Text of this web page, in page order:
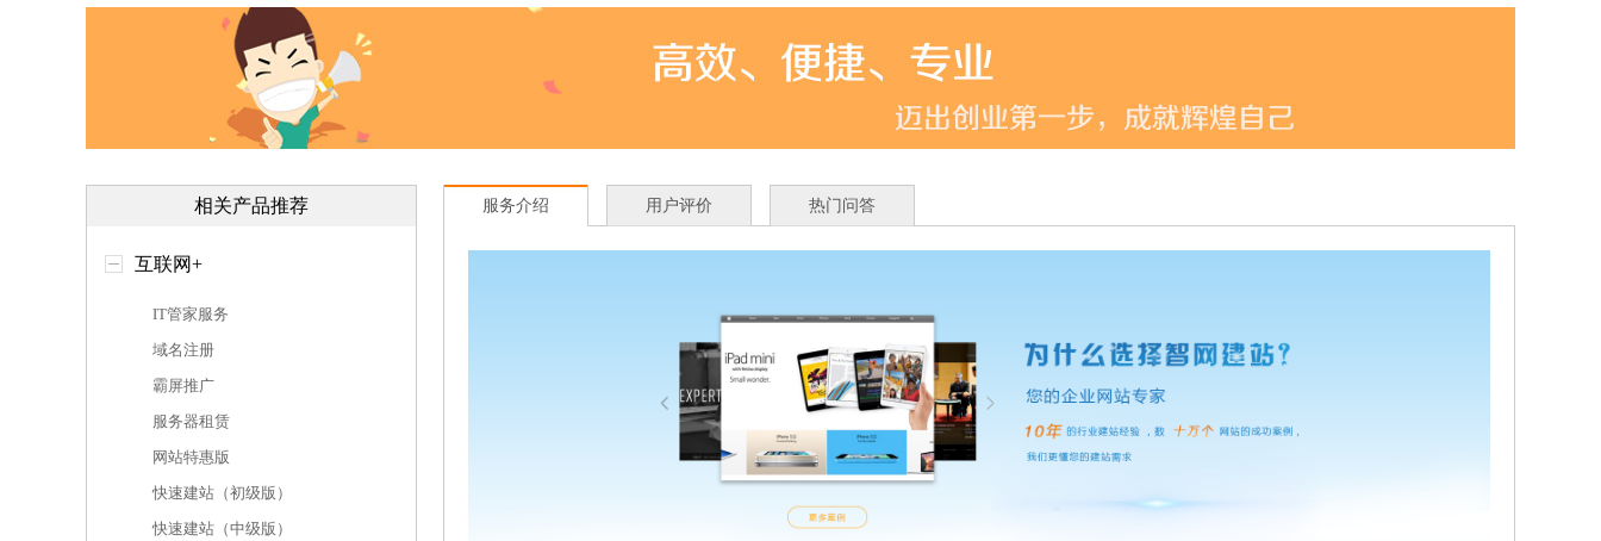
相关产品推荐
互联网+
IT管家服务
域名注册
霸屏推广
服务器租赁
网站特惠版
快速建站（初级版）
快速建站（中级版）
服务介绍 用户评价 热门问答